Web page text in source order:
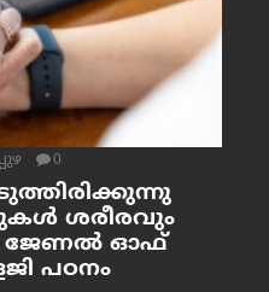
0
ശരീരവും
ജേണല്‍ ഓഫ്
പഠനം